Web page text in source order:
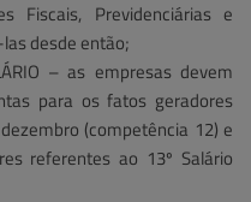
Fiscais, Previdenciárias e
desde então;
– as empresas devem
para os fatos geradores
(competência 12) e
referentes ao 13º Salário